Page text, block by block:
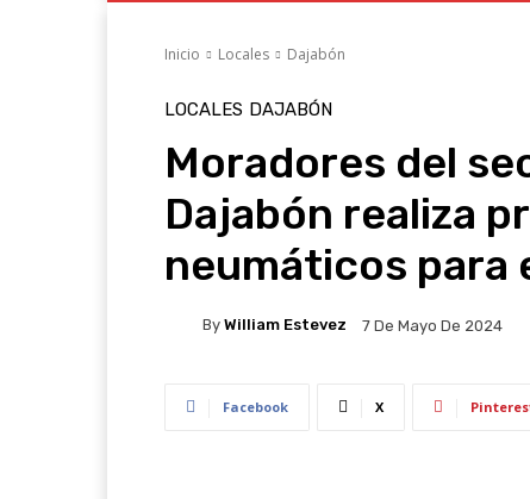
Inicio Locales Dajabón
LOCALES DAJABÓN
Moradores del
Dajabón realiza
neumáticos para
By William Estevez 7 De Mayo De 2024
Facebook X